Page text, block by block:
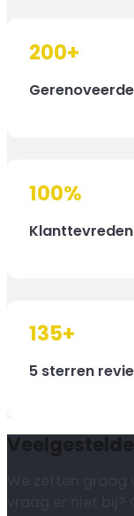
200+
100%
135+
5 sterren
Veelgestelde
We zetten
vraag er niet